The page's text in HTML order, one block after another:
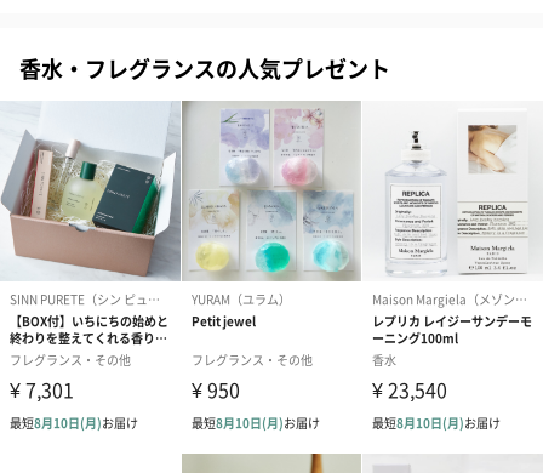
誕生日や結婚祝い・出産祝いなど、様々なシーンのメッセージカ
ードを同梱します。
メッセージカードや封筒のデザインは一部変更する場合がありま
す。
写真付きメッセージカ
写真付きメッセージカ
ンク（680円）
【誕生日】
刷なし）（
香水・フレグランスの人気プレゼント